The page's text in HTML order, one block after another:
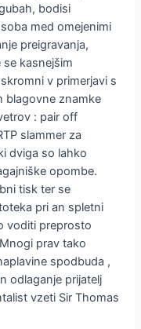
bodisi
med omejenimi
preigravanja,
kasnejšim
v primerjavi s
blagovne znamke
: pair off
slammer za
dviga so lahko
opombe.
tisk ter se
pri an spletni
voditi preprosto
prav tako
spodbuda ,
odlaganje prijatelj
vzeti Sir Thomas